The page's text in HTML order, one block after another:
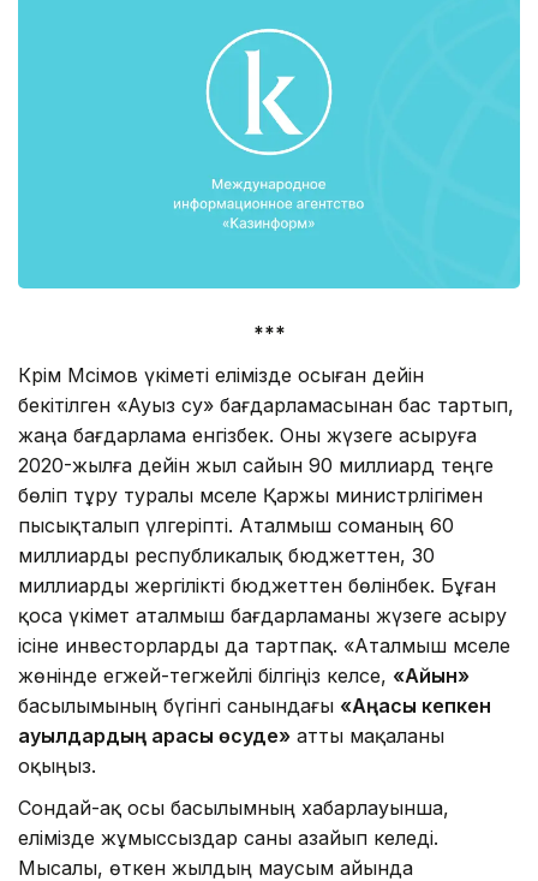
***
Кәрім Мәсімов үкіметі елімізде осыған дейін
бекітілген «Ауыз су» бағдарламасынан бас тартып,
жаңа бағдарлама енгізбек. Оны жүзеге асыруға
2020-жылға дейін жыл сайын 90 миллиард теңге
бөліп тұру туралы мәселе Қаржы министрлігімен
пысықталып үлгеріпті. Аталмыш соманың 60
миллиарды республикалық бюджеттен, 30
миллиарды жергілікті бюджеттен бөлінбек. Бұған
қоса үкімет аталмыш бағдарламаны жүзеге асыру
ісіне инвесторларды да тартпақ. «Аталмыш мәселе
жөнінде егжей-тегжейлі білгіңіз келсе, «Айқын»
басылымының бүгінгі санындағы «Аңқасы кепкен
ауылдардың қарасы өсуде» атты мақаланы
оқыңыз.
Сондай-ақ осы басылымның хабарлауынша,
елімізде жұмыссыздар саны азайып келеді.
Мысалы, өткен жылдың маусым айында